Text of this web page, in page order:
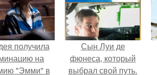
получила
на
"Эмми" в
Сын Луи де
фюнеса, который
выбрал свой путь.